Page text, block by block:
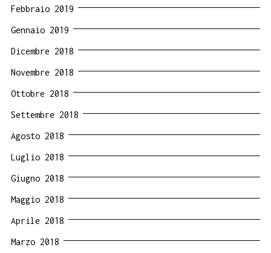
Febbraio 2019
Gennaio 2019
Dicembre 2018
Novembre 2018
Ottobre 2018
Settembre 2018
Agosto 2018
Luglio 2018
Giugno 2018
Maggio 2018
Aprile 2018
Marzo 2018